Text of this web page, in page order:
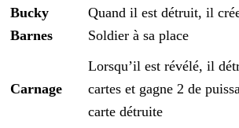
Bucky
Barnes
Quand il est détruit, il
Soldier à sa place
Carnage
Lorsqu’il est révélé, il
cartes et gagne 2 de
carte détruite